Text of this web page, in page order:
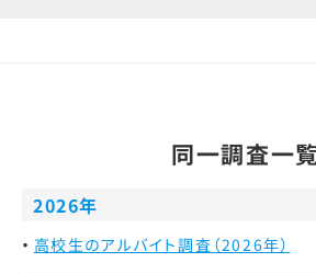
同一調査一
2026年
高校生のアルバイト調査（2026年）